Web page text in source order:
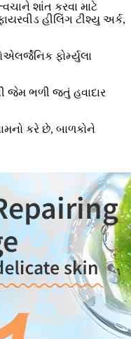
શાંત કરવા માટે
હીલિંગ ટીશ્યુ અર્ક,
ફોર્મ્યુલા
જેમ ભળી જતું હવાદાર
કરે છે, બાળકોને